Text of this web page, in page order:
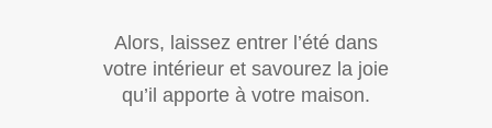
Alors, laissez entrer l’été dans
votre intérieur et savourez la joie
qu’il apporte à votre maison.